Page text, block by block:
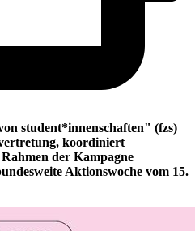
student*innenschaften" (fzs)
koordiniert
der Kampagne
Aktionswoche vom 15.